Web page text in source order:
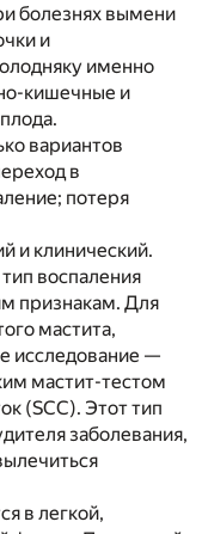
болезнях вымени
и
именно
кишечные и
вариантов
в
потеря
и клинический.
воспаления
признакам. Для
мастита,
исследование —
мастит-тестом
(SCC). Этот тип
заболевания,
в легкой,